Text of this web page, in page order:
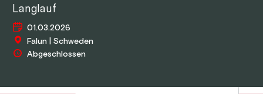
Langlauf
01.03.2026
Falun | Schweden
Abgeschlossen